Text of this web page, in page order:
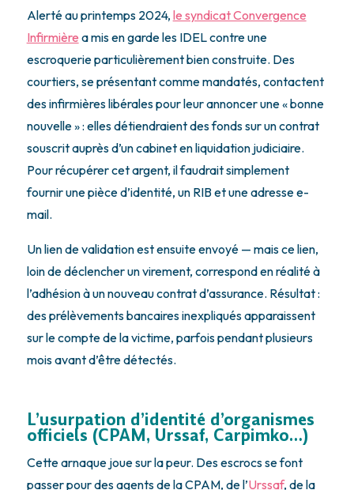
Alerté au printemps 2024, le syndicat Convergence
Infirmière a mis en garde les IDEL contre une
escroquerie particulièrement bien construite. Des
courtiers, se présentant comme mandatés, contactent
des infirmières libérales pour leur annoncer une « bonne
nouvelle » : elles détiendraient des fonds sur un contrat
souscrit auprès d’un cabinet en liquidation judiciaire.
Pour récupérer cet argent, il faudrait simplement
fournir une pièce d’identité, un RIB et une adresse e-
mail.
Un lien de validation est ensuite envoyé — mais ce lien,
loin de déclencher un virement, correspond en réalité à
l’adhésion à un nouveau contrat d’assurance. Résultat :
des prélèvements bancaires inexpliqués apparaissent
sur le compte de la victime, parfois pendant plusieurs
mois avant d’être détectés.
L’usurpation d’identité d’organismes
officiels (CPAM, Urssaf, Carpimko…)
Cette arnaque joue sur la peur. Des escrocs se font
passer pour des agents de la CPAM, de l’Urssaf, de la